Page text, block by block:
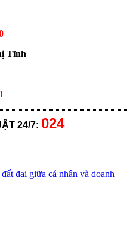
Tĩnh
24/7: 024
đai giữa cá nhân và doanh